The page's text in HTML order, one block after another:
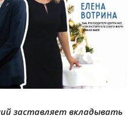
заставляет вкладывать